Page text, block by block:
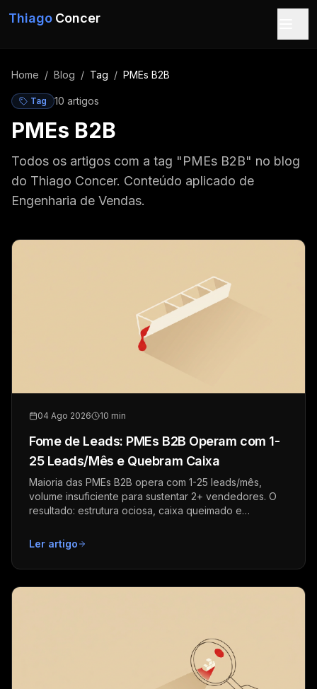
Thiago Concer
Home / Blog / Tag / PMEs B2B
Tag 10 artigos
PMEs B2B
Todos os artigos com a tag "PMEs B2B" no blog
do Thiago Concer. Conteúdo aplicado de
Engenharia de Vendas.
04 Ago 2026 10 min
Fome de Leads: PMEs B2B Operam com 1-
25 Leads/Mês e Quebram Caixa
Maioria das PMEs B2B opera com 1-25 leads/mês,
volume insuficiente para sustentar 2+ vendedores. O
resultado: estrutura ociosa, caixa queimado e
Ler artigo